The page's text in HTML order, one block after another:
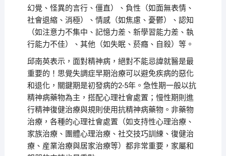
幻覺、怪異的言行、僵直）、負性（如面無表情、
社會退縮、消極）、情感（如焦慮、憂鬱）、認知
（如注意力不集中、記憶力差、新學習能力差、執
行能力不佳）、其他（如失眠、菸癮、自殺）等。
邱南英表示，面對精神病，絕對不能忌諱就醫是最
重要的！思覺失調症早期治療可以避免疾病的惡化
和退化，關鍵期是初發病的2-5年。急性期一般以抗
精神病藥物為主，搭配心理社會處置；慢性期則進
行精神復健治療與規則使用抗精神病藥物。非藥物
治療，各種的心理社會處置（如支持性心理治療、
家族治療、團體心理治療、社交技巧訓練、復健治
療、産業治療與居家治療等）都非常重要，家屬和